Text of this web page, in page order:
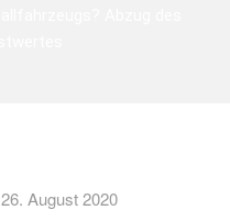
26. August 2020